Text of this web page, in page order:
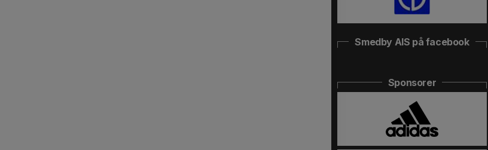
Smedby AIS på facebook
Sponsorer